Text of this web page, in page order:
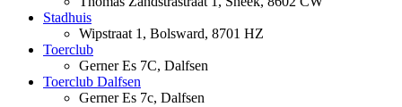
Stadhuis
Wipstraat 1, Bolsward, 8701 HZ
Toerclub
Gerner Es 7C, Dalfsen
Toerclub Dalfsen
Gerner Es 7c, Dalfsen